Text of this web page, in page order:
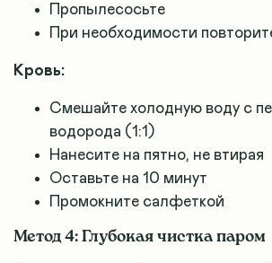
Пропылесосьте
При необходимости
Кровь:
Смешайте холодную воду с
водорода (1:1)
Нанесите на пятно, не втирая
Оставьте на 10 минут
Промокните салфеткой
Метод 4: Глубокая чистка паром